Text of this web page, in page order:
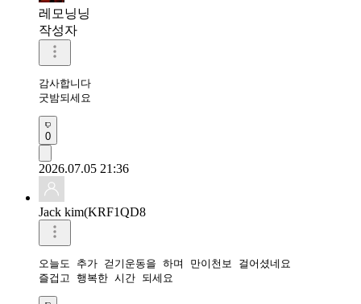
레모닝닝
작성자
감사합니다
굿밤되세요
0
2026.07.05 21:36
Jack kim(KRF1QD8
오늘도 추가 걷기운동을 하며 만이천보 걸어셨네요
즐겁고 행복한 시간 되세요